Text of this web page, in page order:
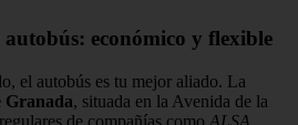
económico y flexible
el autobús es tu mejor aliado. La
Granada, situada en la Avenida de la
de compañías como ALSA,